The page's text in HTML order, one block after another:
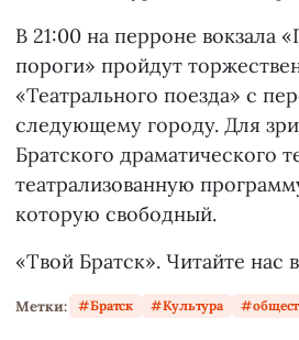
В 21:00 на перроне вокзала
пороги» пройдут
«Театрального поезда» с
следующему городу. Для
Братского драматического
театрализованную
которую свободный.
«Твой Братск». Читайте нас в
Метки: Братск Культура